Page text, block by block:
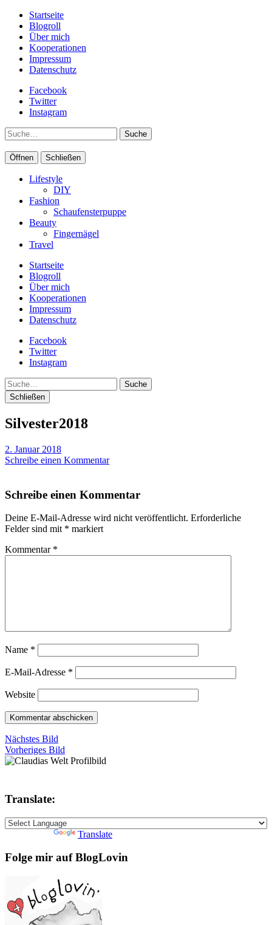
Startseite
Blogroll
Über mich
Kooperationen
Impressum
Datenschutz
Facebook
Twitter
Instagram
Suche
Öffnen Schließen
Lifestyle
DIY
Fashion
Schaufensterpuppe
Beauty
Fingernägel
Travel
Startseite
Blogroll
Über mich
Kooperationen
Impressum
Datenschutz
Facebook
Twitter
Instagram
Suche
Schließen
Silvester2018
2. Januar 2018
Schreibe einen Kommentar
Schreibe einen Kommentar
Deine E-Mail-Adresse wird nicht veröffentlicht. Erforderliche
Felder sind mit * markiert
Kommentar *
Name *
E-Mail-Adresse *
Website
Nächstes Bild
Vorheriges Bild
Translate:
Translate
Folge mir auf BlogLovin